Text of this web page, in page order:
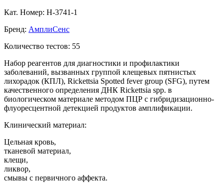
Кат. Номер: H-3741-1
Бренд: АмплиСенс
Количество тестов: 55
Набор реагентов для диагностики и профилактики
заболеваний, вызванных группой клещевых пятнистых
лихорадок (КПЛ), Rickettsia Spotted fever group (SFG), путем
качественного определения ДНК Rickettsia spp. в
биологическом материале методом ПЦР с гибридизационно-
флуоресцентной детекцией продуктов амплификации.
Клинический материал:
Цельная кровь,
тканевой материал,
клещи,
ликвор,
смывы с первичного аффекта.